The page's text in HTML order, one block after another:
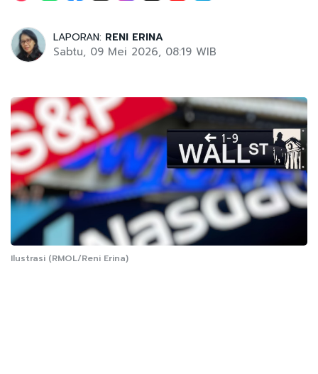
LAPORAN: RENI ERINA
Sabtu, 09 Mei 2026, 08:19 WIB
Ilustrasi (RMOL/Reni Erina)